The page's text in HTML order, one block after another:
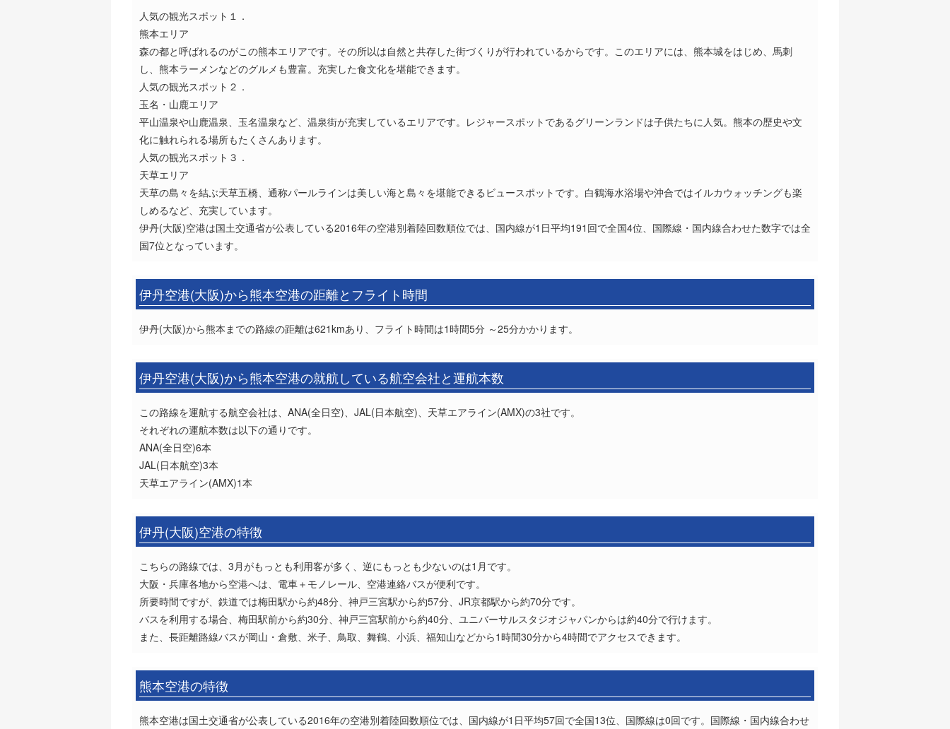
人気の観光スポット１．
熊本エリア
森の都と呼ばれるのがこの熊本エリアです。その所以は自然と共存した街づくりが行われているからです。このエリアには、熊本城をはじめ、馬刺
し、熊本ラーメンなどのグルメも豊富。充実した食文化を堪能できます。
人気の観光スポット２．
玉名・山鹿エリア
平山温泉や山鹿温泉、玉名温泉など、温泉街が充実しているエリアです。レジャースポットであるグリーンランドは子供たちに人気。熊本の歴史や文
化に触れられる場所もたくさんあります。
人気の観光スポット３．
天草エリア
天草の島々を結ぶ天草五橋、通称パールラインは美しい海と島々を堪能できるビュースポットです。白鶴海水浴場や沖合ではイルカウォッチングも楽
しめるなど、充実しています。
伊丹(大阪)空港は国土交通省が公表している2016年の空港別着陸回数順位では、国内線が1日平均191回で全国4位、国際線・国内線合わせた数字では全
国7位となっています。
伊丹空港(大阪)から熊本空港の距離とフライト時間
伊丹(大阪)から熊本までの路線の距離は621kmあり、フライト時間は1時間5分 ～25分かかります。
伊丹空港(大阪)から熊本空港の就航している航空会社と運航本数
この路線を運航する航空会社は、ANA(全日空)、JAL(日本航空)、天草エアライン(AMX)の3社です。
それぞれの運航本数は以下の通りです。
ANA(全日空)6本
JAL(日本航空)3本
天草エアライン(AMX)1本
伊丹(大阪)空港の特徴
こちらの路線では、3月がもっとも利用客が多く、逆にもっとも少ないのは1月です。
大阪・兵庫各地から空港へは、電車＋モノレール、空港連絡バスが便利です。
所要時間ですが、鉄道では梅田駅から約48分、神戸三宮駅から約57分、JR京都駅から約70分です。
バスを利用する場合、梅田駅前から約30分、神戸三宮駅前から約40分、ユニバーサルスタジオジャパンからは約40分で行けます。
また、長距離路線バスが岡山・倉敷、米子、鳥取、舞鶴、小浜、福知山などから1時間30分から4時間でアクセスできます。
熊本空港の特徴
熊本空港は国土交通省が公表している2016年の空港別着陸回数順位では、国内線が1日平均57回で全国13位、国際線は0回です。国際線・国内線合わせ